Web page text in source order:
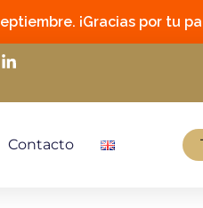
¡Gracias por tu
Contacto